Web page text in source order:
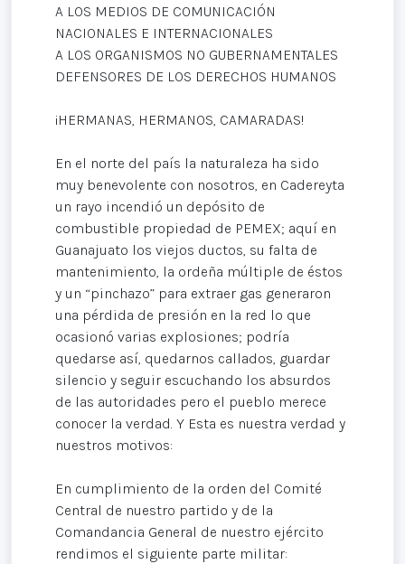
A LOS MEDIOS DE COMUNICACIÓN
NACIONALES E INTERNACIONALES
A LOS ORGANISMOS NO GUBERNAMENTALES
DEFENSORES DE LOS DERECHOS HUMANOS
¡HERMANAS, HERMANOS, CAMARADAS!
En el norte del país la naturaleza ha sido
muy benevolente con nosotros, en Cadereyta
un rayo incendió un depósito de
combustible propiedad de PEMEX; aquí en
Guanajuato los viejos ductos, su falta de
mantenimiento, la ordeña múltiple de éstos
y un “pinchazo” para extraer gas generaron
una pérdida de presión en la red lo que
ocasionó varias explosiones; podría
quedarse así, quedarnos callados, guardar
silencio y seguir escuchando los absurdos
de las autoridades pero el pueblo merece
conocer la verdad. Y Esta es nuestra verdad y
nuestros motivos:
En cumplimiento de la orden del Comité
Central de nuestro partido y de la
Comandancia General de nuestro ejército
rendimos el siguiente parte militar: